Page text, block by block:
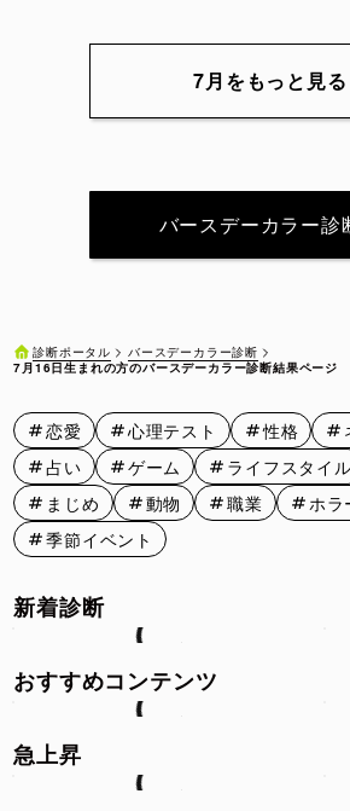
7月をもっと見る
7月7日 7月8日 7
7月26日 7月27日 7月28日
7月31日
バースデーカラー診
診断ポータル
バースデーカラー診断
7月16日生まれの方のバースデーカラー診断結果ページ
恋愛 心理テスト 性格
占い
ゲーム ライフスタイル
まじめ
動物 職業 ホラ
季節イベント
新着診断
おすすめコンテンツ
急上昇